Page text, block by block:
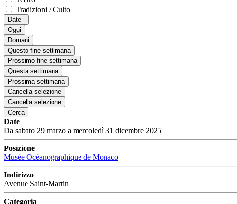
Tradizioni / Culto
Date
Oggi
Domani
Questo fine settimana
Prossimo fine settimana
Questa settimana
Prossima settimana
Cancella selezione
Cancella selezione
Cerca
Date
Da sabato 29 marzo a mercoledì 31 dicembre 2025
Posizione
Musée Océanographique de Monaco
Indirizzo
Avenue Saint-Martin
Categoria